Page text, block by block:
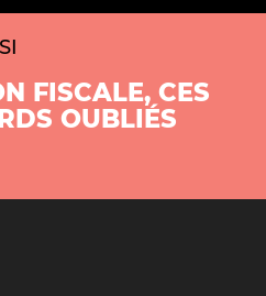
FISCALE, CES
OUBLIÉS